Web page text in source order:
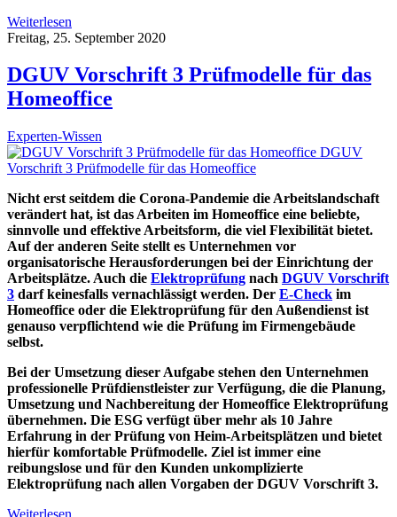
Weiterlesen
Freitag, 25. September 2020
DGUV Vorschrift 3 Prüfmodelle für das
Homeoffice
Experten-Wissen
DGUV
Vorschrift 3 Prüfmodelle für das Homeoffice
Nicht erst seitdem die Corona-Pandemie die Arbeitslandschaft
verändert hat, ist das Arbeiten im Homeoffice eine beliebte,
sinnvolle und effektive Arbeitsform, die viel Flexibilität bietet.
Auf der anderen Seite stellt es Unternehmen vor
organisatorische Herausforderungen bei der Einrichtung der
Arbeitsplätze. Auch die Elektroprüfung nach DGUV Vorschrift
3 darf keinesfalls vernachlässigt werden. Der E-Check im
Homeoffice oder die Elektroprüfung für den Außendienst ist
genauso verpflichtend wie die Prüfung im Firmengebäude
selbst.
Bei der Umsetzung dieser Aufgabe stehen den Unternehmen
professionelle Prüfdienstleister zur Verfügung, die die Planung,
Umsetzung und Nachbereitung der Homeoffice Elektroprüfung
übernehmen. Die ESG verfügt über mehr als 10 Jahre
Erfahrung in der Prüfung von Heim-Arbeitsplätzen und bietet
hierfür komfortable Prüfmodelle. Ziel ist immer eine
reibungslose und für den Kunden unkomplizierte
Elektroprüfung nach allen Vorgaben der DGUV Vorschrift 3.